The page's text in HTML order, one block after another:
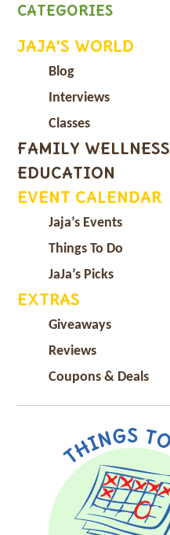
CATEGORIES
JAJA’S WORLD
Blog
Interviews
Classes
FAMILY WELLNESS
EDUCATION
EVENT CALENDAR
Jaja’s Events
Things To Do
JaJa’s Picks
EXTRAS
Giveaways
Reviews
Coupons & Deals